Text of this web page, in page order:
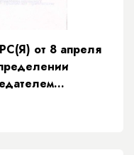
от 8 апреля
(Якутия) и